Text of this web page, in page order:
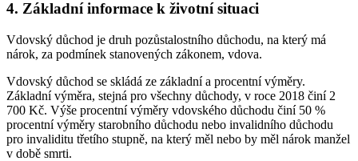
4. Základní informace k životní situaci
Vdovský důchod je druh pozůstalostního důchodu, na který má
nárok, za podmínek stanovených zákonem, vdova.
Vdovský důchod se skládá ze základní a procentní výměry.
Základní výměra, stejná pro všechny důchody, v roce 2018 činí 2
700 Kč. Výše procentní výměry vdovského důchodu činí 50 %
procentní výměry starobního důchodu nebo invalidního důchodu
pro invaliditu třetího stupně, na který měl nebo by měl nárok manžel
v době smrti.